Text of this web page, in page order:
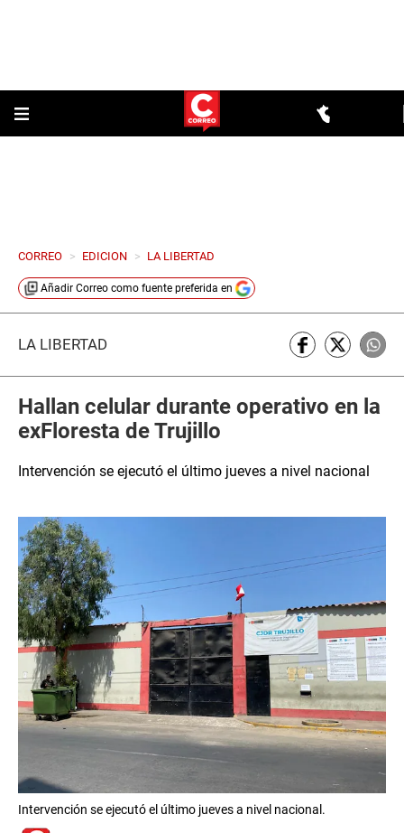
CORREO > EDICION > LA LIBERTAD
Añadir Correo como fuente preferida en
LA LIBERTAD
Hallan celular durante operativo en la
exFloresta de Trujillo
Intervención se ejecutó el último jueves a nivel nacional
Intervención se ejecutó el último jueves a nivel nacional.